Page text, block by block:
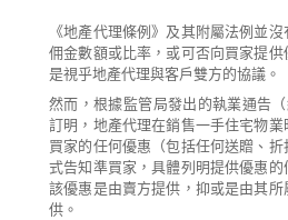
《地產代理條例》及其附屬法例並
佣金數額或比率，或可否向買家提
是視乎地產代理與客戶雙方的協議。
然而，根據監管局發出的執業通告（
訂明，地產代理在銷售一手住宅物
買家的任何優惠（包括任何送贈、
式告知準買家，具體列明提供優惠
該優惠是由賣方提供，抑或是由其
供。